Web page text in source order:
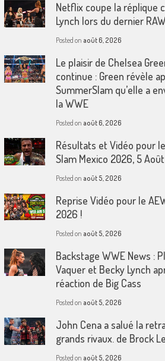
Netflix coupe la réplique
Lynch lors du dernier
Posted on août 6, 2026
Le plaisir de Chelsea
continue : Green révèle
SummerSlam qu’elle a
la WWE
Posted on août 6, 2026
Résultats et Vidéo pour
Slam Mexico 2026, 5
Posted on août 5, 2026
Reprise Vidéo pour le
2026 !
Posted on août 5, 2026
Backstage WWE News :
Vaquer et Becky Lynch
réaction de Big Cass
Posted on août 5, 2026
John Cena a salué la
grands rivaux. de Brock
Posted on août 5, 2026